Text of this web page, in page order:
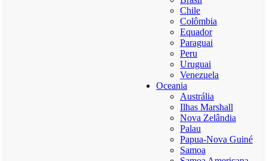
Chile
Colômbia
Equador
Paraguai
Peru
Uruguai
Venezuela
Oceania
Austrália
Ilhas Marshall
Nova Zelândia
Palau
Papua-Nova Guiné
Samoa